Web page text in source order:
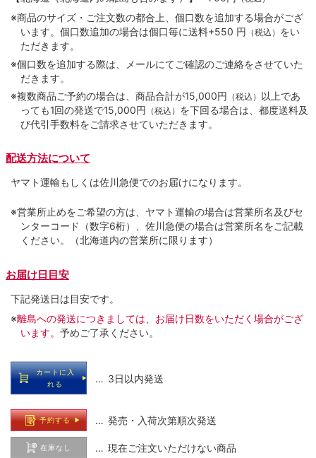
※商品のサイズ・ご注文数の都合上、個口数を追加する場合がござ
います。個口数追加の場合は個口毎に送料+550 円 （税込） をい
ただきます。
※個口数を追加する際は、メールにてご確認のご連絡をさせていた
だきます。
※複数商品ご予約の場合は、商品合計が15,000円 （税込） 以上であ
っても1回の発送で15,000円 （税込） を下回る場合は、都度送料及
び代引手数料をご請求させていただきます。
配送方法について
ヤマト運輸もしくは佐川急便でのお届けになります。
※営業所止めをご希望の方は、ヤマト運輸の場合は営業所名及びセ
ンターコード（数字6桁）、佐川急便の場合は営業所名をご記載
ください。（北海道内の営業所に限ります）
お届け日目安
下記発送日は目安です。
※離島への発送につきましては、お届け日数をいただく場合がござ
います。 予めご了承ください。
カートに入
れる
… 3日以内発送
予約する … 発売・入荷次第順次発送
在庫なし … 現在ご注文いただけない商品